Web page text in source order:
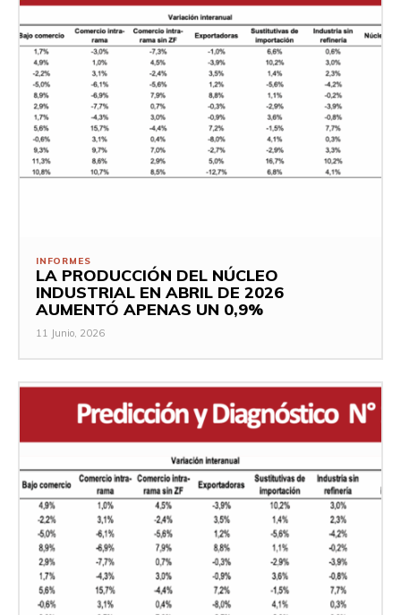
INFORMES
LA PRODUCCIÓN DEL NÚCLEO
INDUSTRIAL EN ABRIL DE 2026
AUMENTÓ APENAS UN 0,9%
11 Junio, 2026